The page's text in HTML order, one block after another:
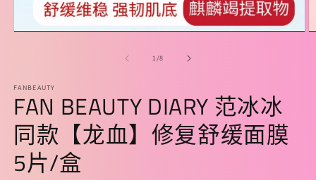
口
中
打
开
媒
体
文
1//8
FANBEAUTY
FAN BEAUTY DIARY 范冰冰
同款【龙血】修复舒缓面膜
5片/盒